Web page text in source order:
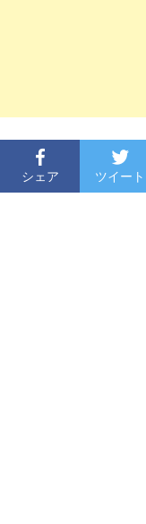
シェア ツイート